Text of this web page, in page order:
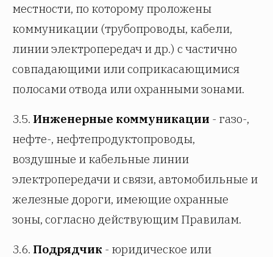
местности, по которому проложены
коммуникации (трубопроводы, кабели,
линии электропередач и др.) с частично
совпадающими или соприкасающимися
полосами отвода или охранными зонами.
3.5. Инженерные коммуникации - газо-,
нефте-, нефтепродуктопроводы,
воздушные и кабельные линии
электропередачи и связи, автомобильные и
железные дороги, имеющие охранные
зоны, согласно действующим Правилам.
3.6. Подрядчик - юридическое или